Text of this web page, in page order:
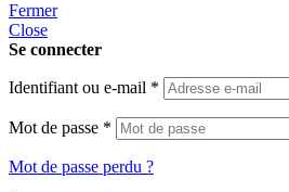
Fermer
Close
Se connecter
Identifiant ou e-mail *
Mot de passe *
Mot de passe perdu ?